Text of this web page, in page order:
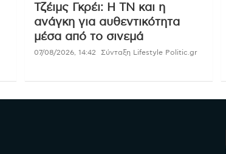
Τζέιμς Γκρέι: Η ΤΝ και η
ανάγκη για αυθεντικότητα
μέσα από το σινεμά
07/08/2026, 14:42 Σύνταξη Lifestyle Politic.gr